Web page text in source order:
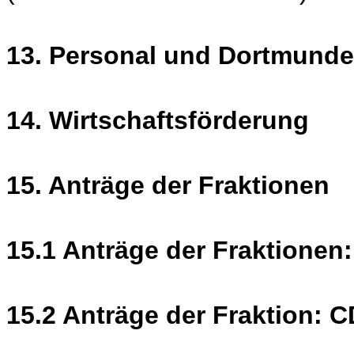
13. Personal und
14. Wirtschaftsförderung
15. Anträge der Fraktionen
15.1 Anträge der
15.2 Anträge der Fraktion: